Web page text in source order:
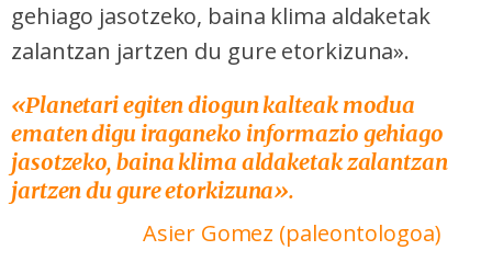
gehiago jasotzeko, baina klima aldaketak
zalantzan jartzen du gure etorkizuna».
«Planetari egiten diogun kalteak modua
ematen digu iraganeko informazio gehiago
jasotzeko, baina klima aldaketak zalantzan
jartzen du gure etorkizuna».
Asier Gomez (paleontologoa)